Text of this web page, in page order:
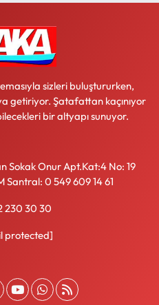
sizleri buluştururken,
getiriyor. Şatafattan kaçınıyor
bir altyapı sunuyor.
Sokak Onur Apt.Kat:4 No: 19
0 549 609 14 61
230 30 30
protected]